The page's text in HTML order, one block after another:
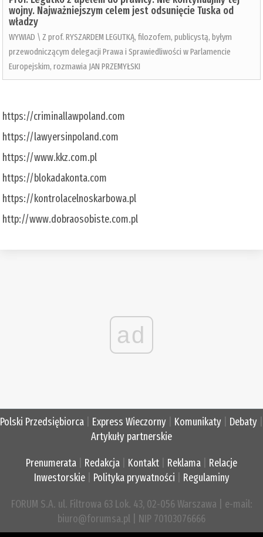
wojny. Najważniejszym celem jest odsunięcie Tuska od
władzy
WYWIAD \ Z prof. RYSZARDEM LEGUTKĄ, filozofem, publicystą, byłym
przewodniczącym delegacji Prawa i Sprawiedliwości w Parlamencie
Europejskim, rozmawia JAN PRZEMYŁSKI
https://criminallawpoland.com
https://lawyersinpoland.com
https://www.kkz.com.pl
https://blokadakonta.com
https://kontrolacelnoskarbowa.pl
http://www.dobraosobiste.com.pl
ad
Polski Przedsiębiorca Express Wieczorny Komunikaty Debaty
Artykuły partnerskie
Prenumerata Redakcja Kontakt Reklama
Relacje
Inwestorskie| Polityka prywatności Regulaminy
FORUM S.A. ul. Filtrowa 63 Lok. 43, 02-056 Warszawa | e-mail:
biuro@forumsa.pl | NIP 70103076666